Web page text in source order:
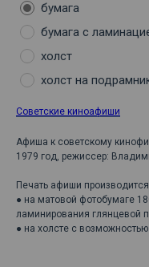
бумага
бумага с
холст
холст на
Советские киноафиши
Афиша к советскому
1979 год, режиссер:
Печать афиши
● на матовой фотобумаге
ламинирования глянцевой
● на холсте с